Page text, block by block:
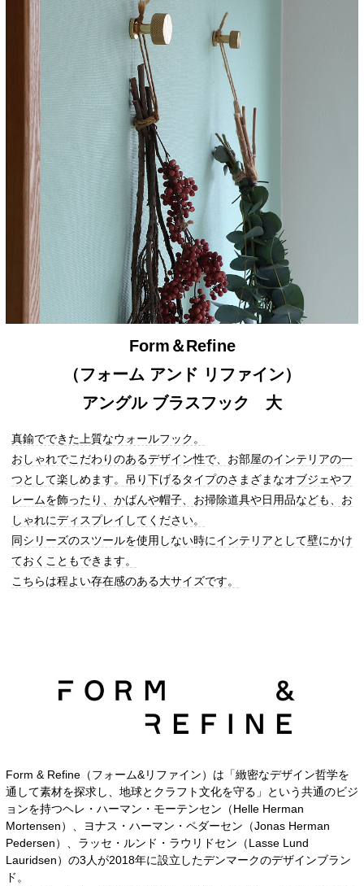
Form＆Refine
（フォーム アンド リファイン）
アングル ブラスフック 大
真鍮でできた上質なウォールフック。
おしゃれでこだわりのあるデザイン性で、お部屋のインテリアの一
つとして楽しめます。吊り下げるタイプのさまざまなオブジェやフ
レームを飾ったり、かばんや帽子、お掃除道具や日用品なども、お
しゃれにディスプレイしてください。
同シリーズのスツールを使用しない時にインテリアとして壁にかけ
ておくこともできます。
こちらは程よい存在感のある大サイズです。
Form & Refine（フォーム&リファイン）は「緻密なデザイン哲学を
通して素材を探求し、地球とクラフト文化を守る」という共通のビジ
ョンを持つヘレ・ハーマン・モーテンセン（Helle Herman
Mortensen）、ヨナス・ハーマン・ペダーセン（Jonas Herman
Pedersen）、ラッセ・ルンド・ラウリドセン（Lasse Lund
Lauridsen）の3人が2018年に設立したデンマークのデザインブラン
ド。